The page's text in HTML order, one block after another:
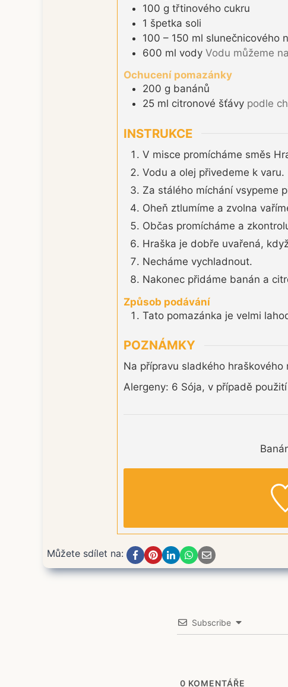
100 g třtinového cukru
1 špetka soli
100 – 150 ml slunečnicového
600 ml vody Vodu můžeme
Ochucení pomazánky
200 g banánů
25 ml citronové šťávy podle
INSTRUKCE
V misce promícháme směs
Vodu a olej přivedeme k varu.
Za stálého míchání vsypeme
Oheň ztlumíme a zvolna
Občas promícháme a
Hraška je dobře uvařená,
Necháme vychladnout.
Nakonec přidáme banán a
Způsob podávání
Tato pomazánka je velmi
POZNÁMKY
Na přípravu sladkého
Alergeny: 6 Sója, v případě
Můžete sdílet na:
Subscribe
0 KOMENTÁŘE